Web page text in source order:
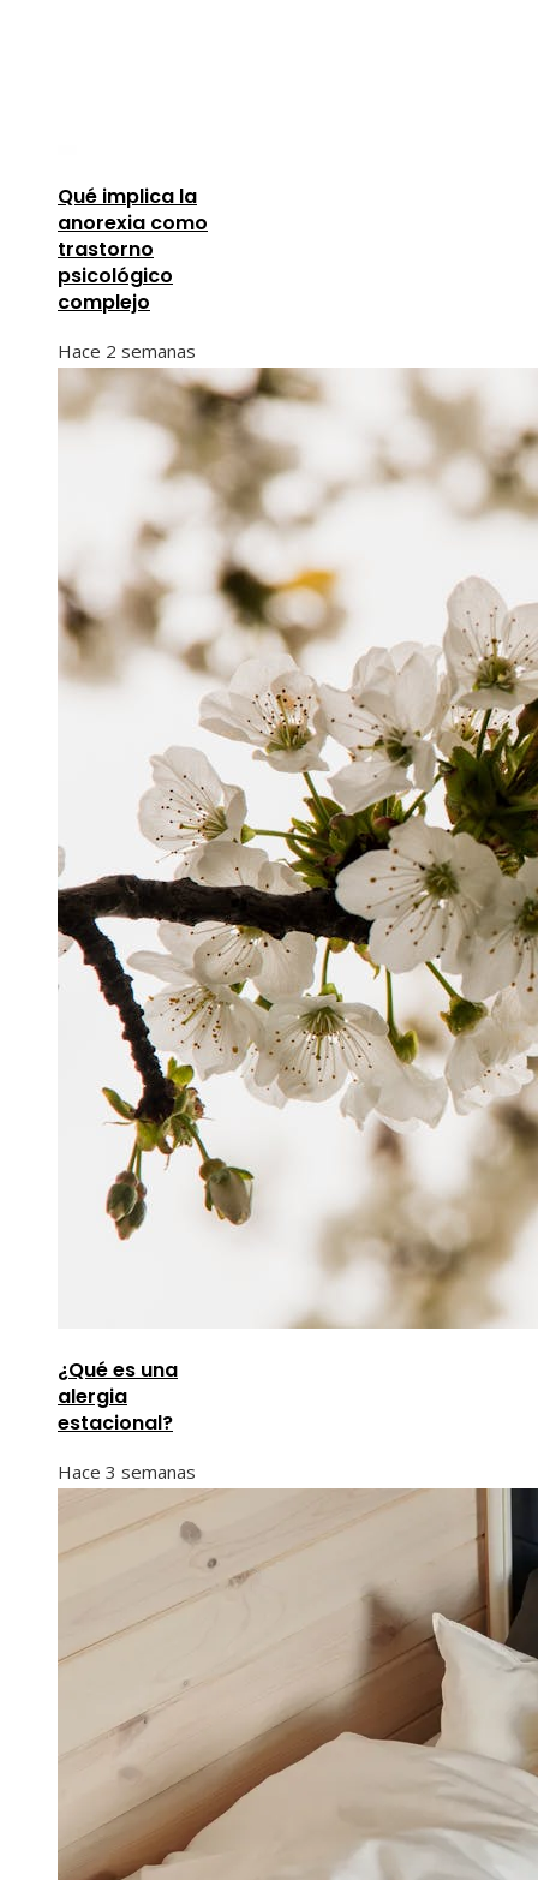
Qué implica la
anorexia como
trastorno
psicológico
complejo
Hace 2 semanas
¿Qué es una
alergia
estacional?
Hace 3 semanas